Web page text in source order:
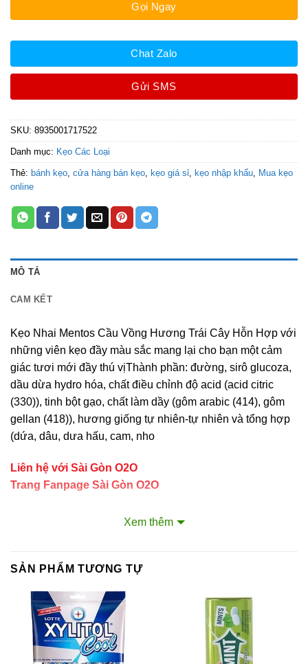
Gọi Ngay
Chat Zalo
Gửi SMS
SKU: 8935001717522
Danh mục: Kẹo Các Loại
Thẻ: bánh kẹo, cửa hàng bán kẹo, kẹo giá sỉ, kẹo nhập khẩu, Mua kẹo
online
MÔ TẢ
CAM KẾT
Kẹo Nhai Mentos Cầu Vồng Hương Trái Cây Hỗn Hợp với
những viên kẹo đầy màu sắc mang lại cho bạn một cảm
giác tươi mới đầy thú vịThành phần: đường, sirô glucoza,
dầu dừa hydro hóa, chất điều chỉnh độ acid (acid citric
(330)), tinh bột gạo, chất làm dầy (gôm arabic (414), gôm
gellan (418)), hương giống tự nhiên-tự nhiên và tổng hợp
(dứa, dâu, dưa hấu, cam, nho
Liên hệ với Sài Gòn O2O
Trang Fanpage Sài Gòn O2O
Hệ thống của chúng tôi
Tư vấn đầu tư chứng khoán
Dịch Vụ Đăng Ký Kinh Doanh
Xem thêm
SẢN PHẨM TƯƠNG TỰ